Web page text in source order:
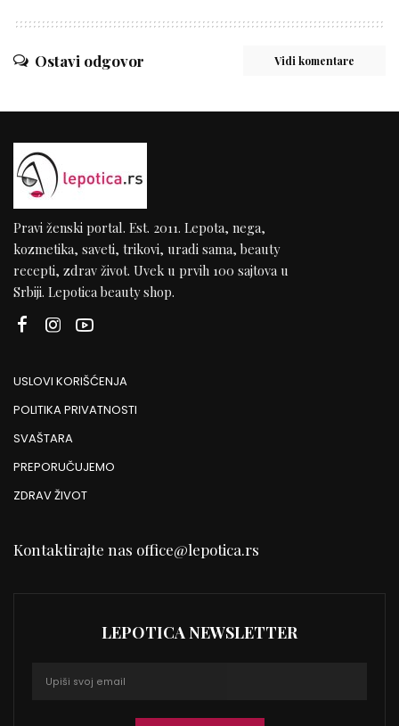
Ostavi odgovor Vidi komentare
Pravi ženski portal. Est. 2011. Lepota, nega,
kozmetika, saveti, trikovi, uradi sama, beauty
recepti, zdrav život. Uvek u prvih 100 sajtova u
Srbiji. Lepotica beauty shop.
USLOVI KORIŠĆENJA
POLITIKA PRIVATNOSTI
SVAŠTARA
PREPORUČUJEMO
ZDRAV ŽIVOT
Kontaktirajte nas office@lepotica.rs
LEPOTICA NEWSLETTER